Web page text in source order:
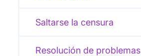
Saltarse la censura
Resolución de problemas